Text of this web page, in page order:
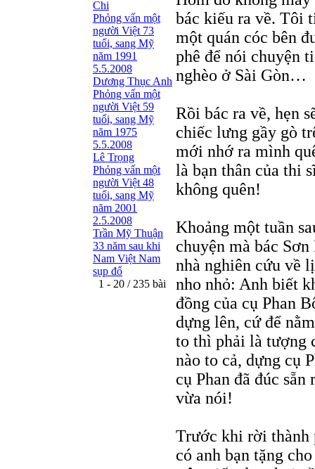
Chi
Phỏng vấn một
người Việt 73
tuổi, sang Mỹ
năm 1991
5.5.2008
Dương Thục Anh
Phỏng vấn một
người Việt 59
tuổi, sang Mỹ
năm 1975
5.5.2008
Lê Trọng
Phỏng vấn một
người Việt 48
tuổi, sang Mỹ
năm 2001
2.5.2008
Trần Mỹ Thuận
33 năm sau khi
Nam Việt Nam
sụp đổ
1 - 20 / 235 bài
bác kiếu ra về. Tôi
một quán cóc bên
phê để nói chuyện
nghèo ở Sài Gòn…
Rồi bác ra về, hẹn
chiếc lưng gầy gò
mới nhớ ra mình
là bạn thân của thi
không quên!
Khoảng một tuần
chuyện mà bác
nhà nghiên cứu về
nho nhỏ: Anh biết
đồng của cụ Phan
dựng lên, cứ để
to thì phải là tượng
nào to cả, dựng cụ
cụ Phan đã đúc
vừa nói!
Trước khi rời thành
có anh bạn tặng